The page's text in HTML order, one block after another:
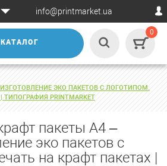
info@printmarket.ua
КАТАЛОГ
0
ЭКО ПАКЕТОВ С ЛОГОТИПОМ.
PRINTMARKET
пакеты А4 –
эко пакетов с
на крафт пакетах |